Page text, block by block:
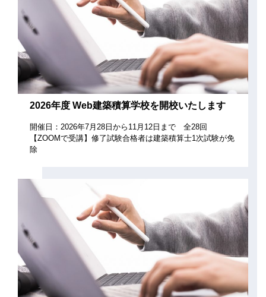
2026年度 Web建築積算学校を開校いたします
開催日：2026年7月28日から11月12日まで 全28回
【ZOOMで受講】修了試験合格者は建築積算士1次試験が免
除